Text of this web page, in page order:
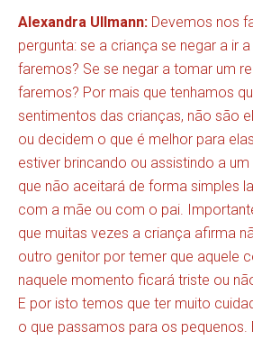
Alexandra Ullmann: Devemos nos
pergunta: se a criança se negar a ir
faremos? Se se negar a tomar um
faremos? Por mais que tenhamos
sentimentos das crianças, não são
ou decidem o que é melhor para
estiver brincando ou assistindo a
que não aceitará de forma simples
com a mãe ou com o pai.
que muitas vezes a criança afirma
outro genitor por temer que aquele
naquele momento ficará triste ou
E por isto temos que ter muito
o que passamos para os pequenos.